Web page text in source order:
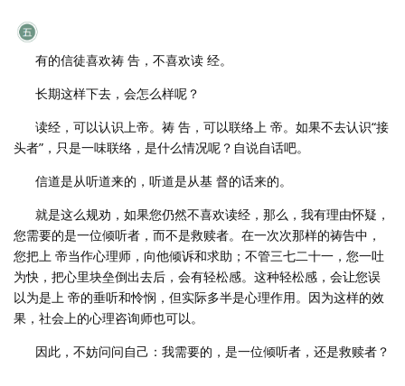
有的信徒喜欢祷 告，不喜欢读 经。
长期这样下去，会怎么样呢？
读经，可以认识上帝。祷 告，可以联络上 帝。如果不去认识“接
头者”，只是一味联络，是什么情况呢？自说自话吧。
信道是从听道来的，听道是从基 督的话来的。
就是这么规劝，如果您仍然不喜欢读经，那么，我有理由怀疑，
您需要的是一位倾听者，而不是救赎者。在一次次那样的祷告中，
您把上 帝当作心理师，向他倾诉和求助；不管三七二十一，您一吐
为快，把心里块垒倒出去后，会有轻松感。这种轻松感，会让您误
以为是上 帝的垂听和怜悯，但实际多半是心理作用。因为这样的效
果，社会上的心理咨询师也可以。
因此，不妨问问自己：我需要的，是一位倾听者，还是救赎者？